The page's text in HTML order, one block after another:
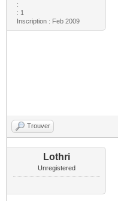
:
: 1
Inscription : Feb 2009
Trouver
Lothri
Unregistered